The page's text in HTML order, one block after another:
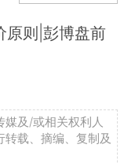
原则|彭博盘前
及/或相关权利人
载、摘编、复制及